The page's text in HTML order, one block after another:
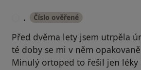
. Číslo ověřené
Před dvěma lety jsem utrpěla
té doby se mi v něm
Minulý ortoped to řešil jen léky